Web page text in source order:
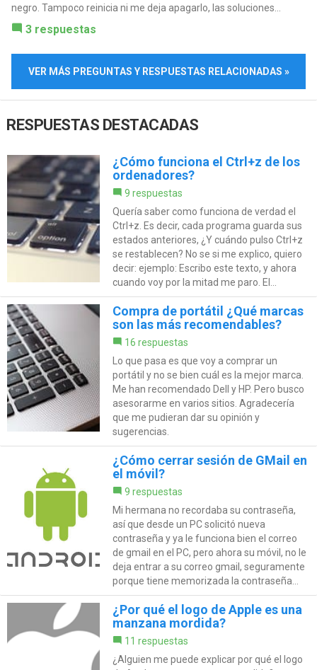
negro. Tampoco reinicia ni me deja apagarlo, las soluciones...
3 respuestas
VER MÁS PREGUNTAS Y RESPUESTAS RELACIONADAS »
RESPUESTAS DESTACADAS
¿Cómo funciona el Ctrl+z de los
ordenadores?
9 respuestas
Quería saber como funciona de verdad el
Ctrl+z. Es decir, cada programa guarda sus
estados anteriores, ¿Y cuándo pulso Ctrl+z
se restablecen? No se si me explico, quiero
decir: ejemplo: Escribo este texto, y ahora
cuando voy por la mitad me paro. El...
Compra de portátil ¿Qué marcas
son las más recomendables?
16 respuestas
Lo que pasa es que voy a comprar un
portátil y no se bien cuál es la mejor marca.
Me han recomendado Dell y HP. Pero busco
asesorarme en varios sitios. Agradecería
que me pudieran dar su opinión y
sugerencias.
¿Cómo cerrar sesión de GMail en
el móvil?
9 respuestas
Mi hermana no recordaba su contraseña,
así que desde un PC solicitó nueva
contraseña y ya le funciona bien el correo
de gmail en el PC, pero ahora su móvil, no le
deja entrar a su correo gmail, seguramente
porque tiene memorizada la contraseña...
¿Por qué el logo de Apple es una
manzana mordida?
11 respuestas
¿Alguien me puede explicar por qué el logo